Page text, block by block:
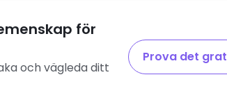
för
och vägleda ditt
Prova det